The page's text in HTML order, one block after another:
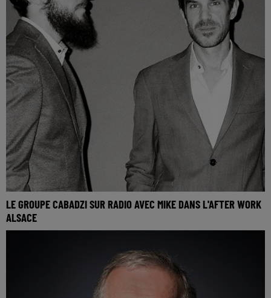
LE GROUPE CABADZI SUR RADIO AVEC MIKE DANS L'AFTER WORK
ALSACE